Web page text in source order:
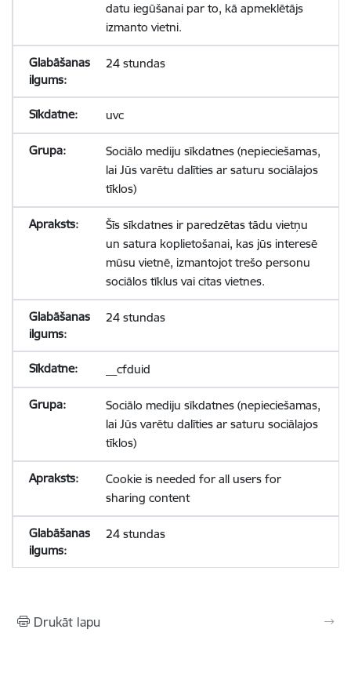
datu iegūšanai par to, kā apmeklētājs
izmanto vietni.
24 stundas
uvc
Sociālo mediju sīkdatnes (nepieciešamas,
lai Jūs varētu dalīties ar saturu sociālajos
tīklos)
Šīs sīkdatnes ir paredzētas tādu vietņu
un satura koplietošanai, kas jūs interesē
mūsu vietnē, izmantojot trešo personu
sociālos tīklus vai citas vietnes.
24 stundas
__cfduid
Sociālo mediju sīkdatnes (nepieciešamas,
lai Jūs varētu dalīties ar saturu sociālajos
tīklos)
Cookie is needed for all users for
sharing content
24 stundas
Drukāt lapu